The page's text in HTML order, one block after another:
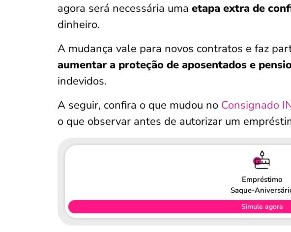
agora será necessária uma etapa extra de
dinheiro.
A mudança vale para novos contratos e faz
aumentar a proteção de aposentados e
indevidos.
A seguir, confira o que mudou no Consignado
o que observar antes de autorizar um
Empréstimo
Saque-
Simule agora